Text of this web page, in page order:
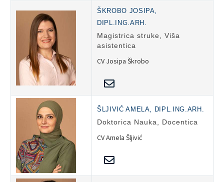
ŠKROBO JOSIPA,
DIPL.ING.ARH.
Magistrica struke, Viša
asistentica
CV Josipa Škrobo
ŠLJIVIĆ AMELA, DIPL.ING.ARH.
Doktorica Nauka, Docentica
CV Amela Šljivić